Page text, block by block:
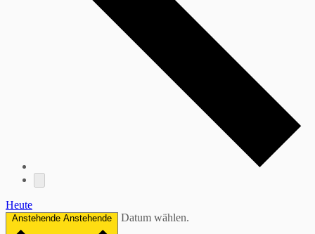
Heute
Anstehende Anstehende Datum wählen.